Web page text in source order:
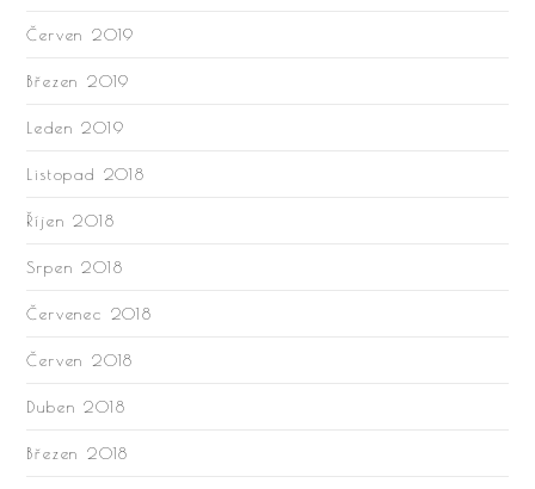
Červen 2019
Březen 2019
Leden 2019
Listopad 2018
Říjen 2018
Srpen 2018
Červenec 2018
Červen 2018
Duben 2018
Březen 2018